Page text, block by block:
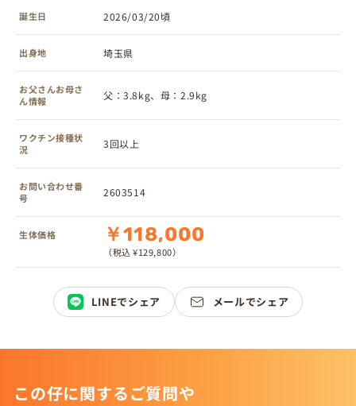
誕生日 2026/03/20頃
出身地 埼玉県
お父さんお母さ
ん情報
父：3.8kg、母：2.9kg
ワクチン接種状
況
3回以上
お問い合わせ番
号
2603514
生体価格 ￥118,000
（税込 ¥129,800）
LINEでシェア メールでシェア
この仔に関するご質問や